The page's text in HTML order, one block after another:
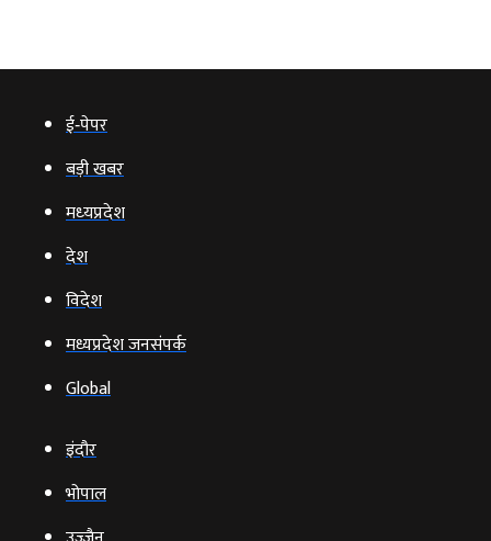
ई‑पेपर
बड़ी खबर
मध्‍यप्रदेश
देश
विदेश
मध्यप्रदेश जनसंपर्क
Global
इंदौर
भोपाल